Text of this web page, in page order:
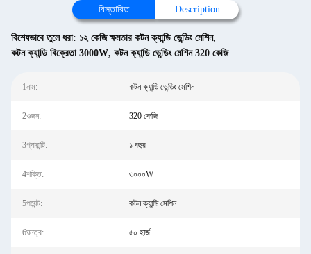
বিস্তারিত Description
বিশেষভাবে তুলে ধরা: ১২ কেজি ক্ষমতার কটন ক্যান্ডি ভেন্ডিং মেশিন,
কটন ক্যান্ডি বিক্রেতা 3000W, কটন ক্যান্ডি ভেন্ডিং মেশিন 320 কেজি
1নাম: কটন ক্যান্ডি ভেন্ডিং মেশিন
2ওজন: 320 কেজি
3গ্যারান্টি: ১ বছর
4শক্তি: ৩০০০W
5পয়েন্ট: কটন ক্যান্ডি মেশিন
6ঘনত্ব: ৫০ হার্জ